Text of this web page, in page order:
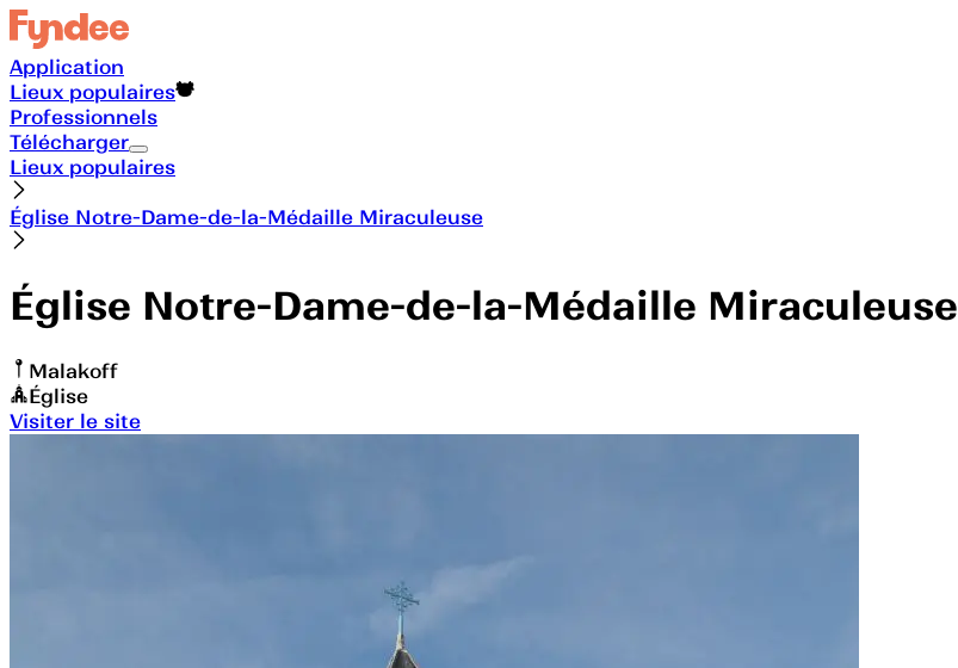
Application
Lieux populaires
Professionnels
Télécharger
Lieux populaires
Église Notre-Dame-de-la-Médaille Miraculeuse
Église Notre-Dame-de-la-Médaille Miraculeuse
Malakoff
Église
Visiter le site